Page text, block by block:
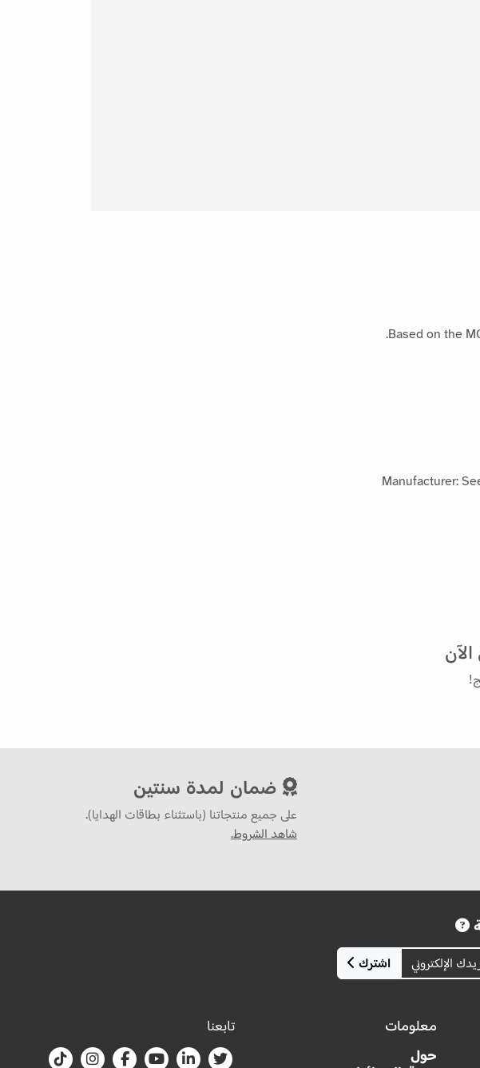
Based on the
Manufacturer:
ضمان لمدة سنتين
على جميع منتجاتنا (باستثناء بطاقات الهدايا).
شاهد الشروط.
اشترك
معلومات
حول
تابعنا